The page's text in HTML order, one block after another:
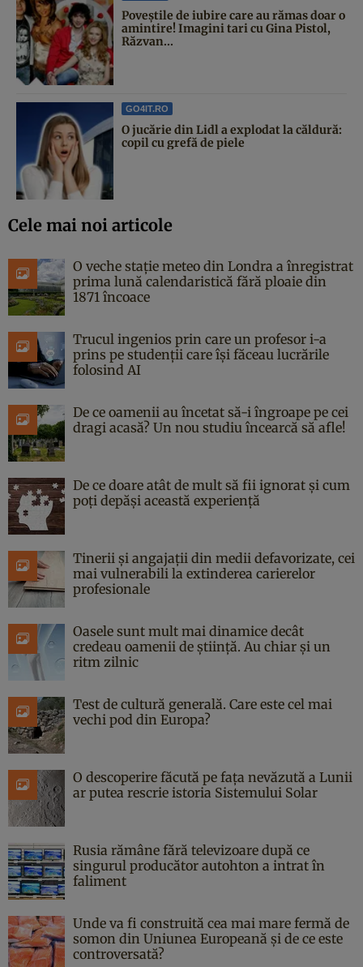
Poveştile de iubire care au rămas doar o
amintire! Imagini tari cu Gina Pistol,
Răzvan...
GO4IT.RO
O jucărie din Lidl a explodat la căldură:
copil cu grefă de piele
Cele mai noi articole
O veche stație meteo din Londra a înregistrat
prima lună calendaristică fără ploaie din
1871 încoace
Trucul ingenios prin care un profesor i-a
prins pe studenții care își făceau lucrările
folosind AI
De ce oamenii au încetat să-i îngroape pe cei
dragi acasă? Un nou studiu încearcă să afle!
De ce doare atât de mult să fii ignorat și cum
poți depăși această experiență
Tinerii și angajații din medii defavorizate, cei
mai vulnerabili la extinderea carierelor
profesionale
Oasele sunt mult mai dinamice decât
credeau oamenii de știință. Au chiar și un
ritm zilnic
Test de cultură generală. Care este cel mai
vechi pod din Europa?
O descoperire făcută pe fața nevăzută a Lunii
ar putea rescrie istoria Sistemului Solar
Rusia rămâne fără televizoare după ce
singurul producător autohton a intrat în
faliment
Unde va fi construită cea mai mare fermă de
somon din Uniunea Europeană și de ce este
controversată?